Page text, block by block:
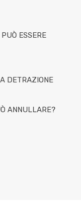
ESSERE
DETRAZIONE
ANNULLARE?